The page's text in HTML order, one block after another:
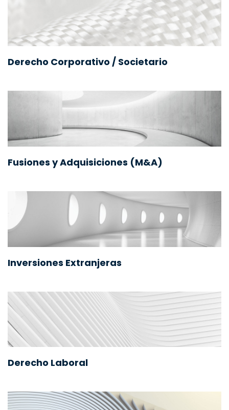
Derecho Corporativo / Societario
Fusiones y Adquisiciones (M&A)
Inversiones Extranjeras
Derecho Laboral